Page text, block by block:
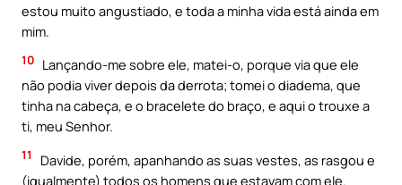
estou muito angustiado, e toda a minha vida está ainda em
mim.
10 Lançando-me sobre ele, matei-o, porque via que ele
não podia viver depois da derrota; tomei o diadema, que
tinha na cabeça, e o bracelete do braço, e aqui o trouxe a
ti, meu Senhor.
11
Davide, porém, apanhando as suas vestes, as rasgou e
(igualmente) todos os homens que estavam com ele.